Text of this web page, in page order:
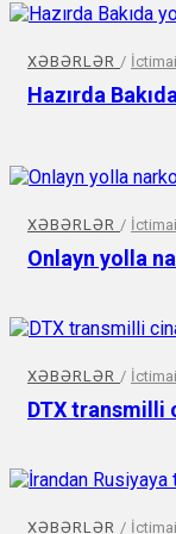
XƏBƏRLƏR /
Hazırda
XƏBƏRLƏR /
Onlayn yolla
XƏBƏRLƏR /
DTX transmilli
XƏBƏRLƏR /